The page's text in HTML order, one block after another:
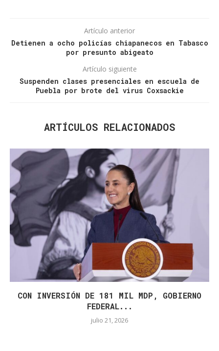
Artículo anterior
Detienen a ocho policías chiapanecos en Tabasco
por presunto abigeato
Artículo siguiente
Suspenden clases presenciales en escuela de
Puebla por brote del virus Coxsackie
ARTÍCULOS RELACIONADOS
CON INVERSIÓN DE 181 MIL MDP, GOBIERNO
FEDERAL...
julio 21, 2026